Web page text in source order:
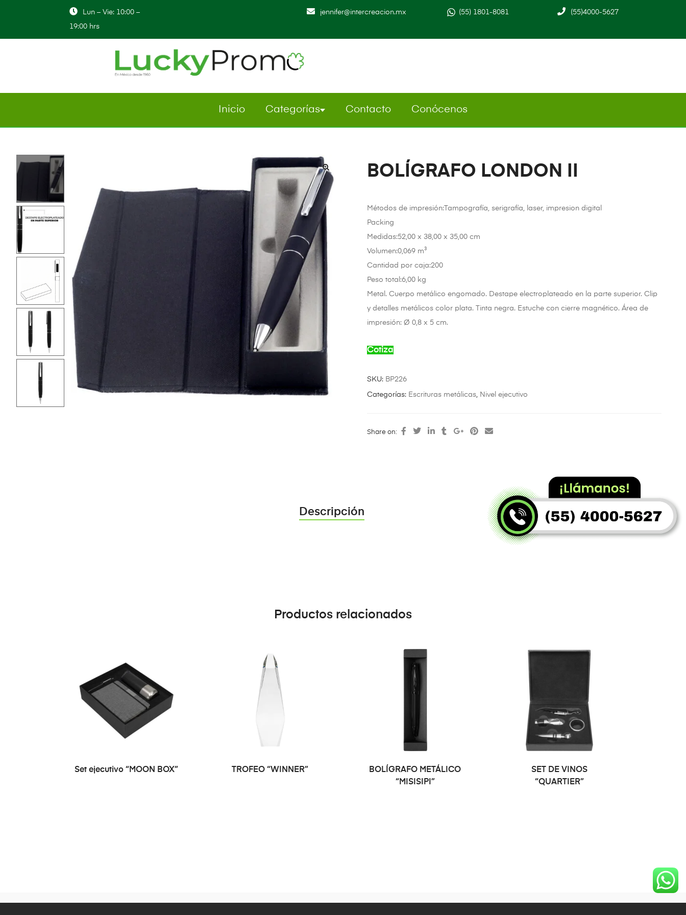
Lun – Vie: 10:00 –
19:00 hrs
jennifer@intercreacion.mx (55) 1801-8081 (55)4000-5627
Inicio Categorías Contacto Conócenos
BOLÍGRAFO LONDON II
Métodos de impresión:Tampografía, serigrafía, laser, impresion digital
Packing
Medidas:52,00 x 38,00 x 35,00 cm
Volumen:0,069 m³
Cantidad por caja:200
Peso total:6,00 kg
Metal. Cuerpo metálico engomado. Destape electroplateado en la parte superior. Clip
y detalles metálicos color plata. Tinta negra. Estuche con cierre magnético. Área de
impresión: Ø 0,8 x 5 cm.
Cotiza
SKU: BP226
Categorías: Escrituras metálicas, Nivel ejecutivo
Share on:
Descripción
Productos relacionados
Set ejecutivo “MOON BOX” TROFEO “WINNER”
BOLÍGRAFO METÁLICO
“MISISIPI”
SET DE VINOS
“QUARTIER”